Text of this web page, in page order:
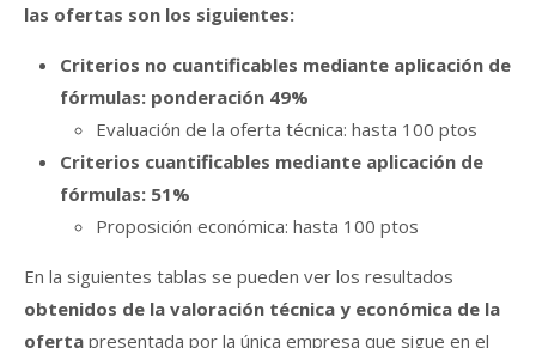
las ofertas son los siguientes:
Criterios no cuantificables mediante aplicación de
fórmulas: ponderación 49%
Evaluación de la oferta técnica: hasta 100 ptos
Criterios cuantificables mediante aplicación de
fórmulas: 51%
Proposición económica: hasta 100 ptos
En la siguientes tablas se pueden ver los resultados
obtenidos de la valoración técnica y económica de la
oferta presentada por la única empresa que sigue en el